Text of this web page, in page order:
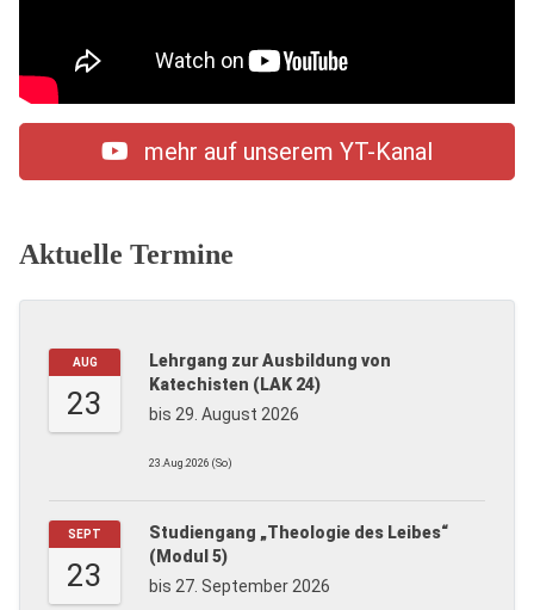
mehr auf unserem YT-Kanal
Aktuelle Termine
AUG
23
Lehrgang zur Ausbildung von
Katechisten (LAK 24)
bis 29. August 2026
23.Aug.2026 (So)
SEPT
23
Studiengang „Theologie des Leibes“
(Modul 5)
bis 27. September 2026